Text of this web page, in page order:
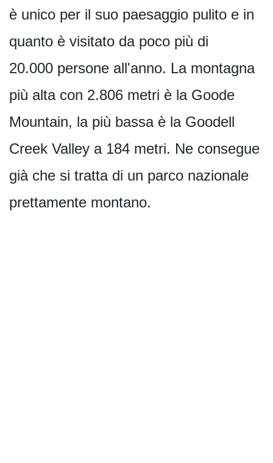
è unico per il suo paesaggio pulito e in
quanto è visitato da poco più di
20.000 persone all'anno. La montagna
più alta con 2.806 metri è la Goode
Mountain, la più bassa è la Goodell
Creek Valley a 184 metri. Ne consegue
già che si tratta di un parco nazionale
prettamente montano.